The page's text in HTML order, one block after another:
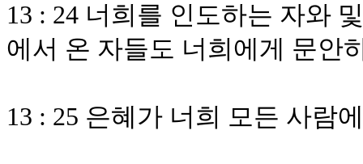
13 : 24 너희를 인도하는 자와
에서 온 자들도 너희에게 문안
13 : 25 은혜가 너희 모든 사람